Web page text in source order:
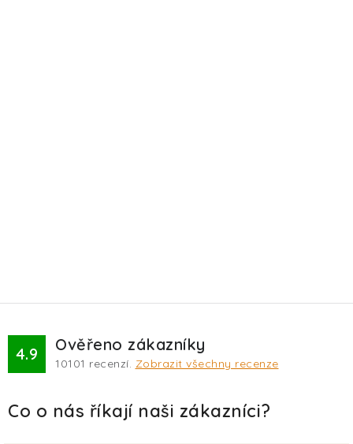
4.9 Ověřeno zákazníky
10101 recenzí. Zobrazit všechny recenze